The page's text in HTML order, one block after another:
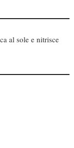
al sole e nitrisce